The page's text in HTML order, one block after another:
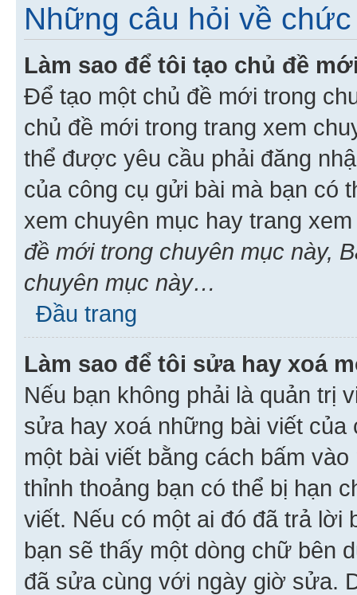
Những câu hỏi về
Làm sao để tôi tạo chủ đề
Để tạo một chủ đề mới trong
chủ đề mới trong trang xem
thể được yêu cầu phải đăng
của công cụ gửi bài mà bạn có
xem chuyên mục hay trang
đề mới trong chuyên mục này,
chuyên mục này…
Đầu trang
Làm sao để tôi sửa hay xoá
Nếu bạn không phải là quản trị
sửa hay xoá những bài viết
một bài viết bằng cách bấm
thỉnh thoảng bạn có thể bị hạn
viết. Nếu có một ai đó đã trả lời
bạn sẽ thấy một dòng chữ bên
đã sửa cùng với ngày giờ sửa.